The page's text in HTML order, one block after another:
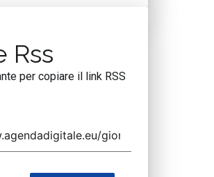
Rss
per copiare il link RSS